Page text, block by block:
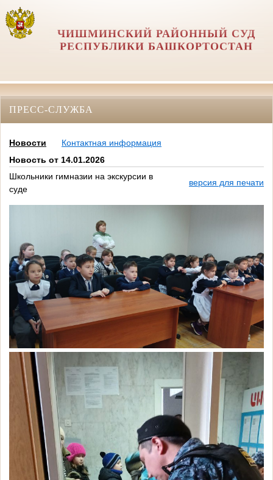
ЧИШМИНСКИЙ РАЙОННЫЙ СУД
РЕСПУБЛИКИ БАШКОРТОСТАН
ПРЕСС-СЛУЖБА
Новости
Контактная информация
Новость от 14.01.2026
Школьники гимназии на экскурсии в
суде
версия для печати